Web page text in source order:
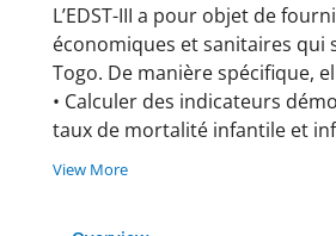
L’EDST-III a pour objet de
économiques et sanitaires qui
Togo. De manière spécifique,
• Calculer des indicateurs
taux de mortalité infantile et
View More